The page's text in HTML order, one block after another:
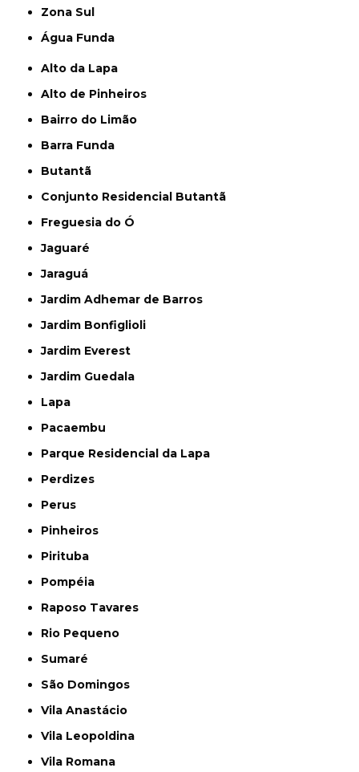
Zona Sul
Água Funda
Alto da Lapa
Alto de Pinheiros
Bairro do Limão
Barra Funda
Butantã
Conjunto Residencial Butantã
Freguesia do Ó
Jaguaré
Jaraguá
Jardim Adhemar de Barros
Jardim Bonfiglioli
Jardim Everest
Jardim Guedala
Lapa
Pacaembu
Parque Residencial da Lapa
Perdizes
Perus
Pinheiros
Pirituba
Pompéia
Raposo Tavares
Rio Pequeno
Sumaré
São Domingos
Vila Anastácio
Vila Leopoldina
Vila Romana